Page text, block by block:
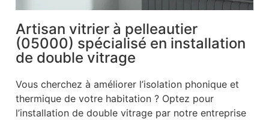
Artisan vitrier à pelleautier
(05000) spécialisé en installation
de double vitrage
Vous cherchez à améliorer l’isolation phonique et
thermique de votre habitation ? Optez pour
l’installation de double vitrage par notre entreprise